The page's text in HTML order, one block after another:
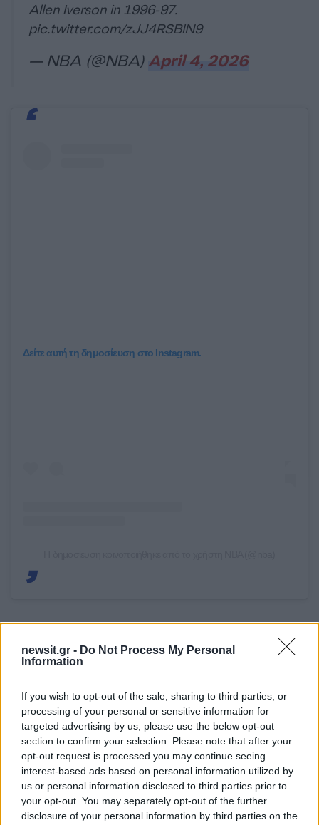
newsit.gr - Do Not Process My Personal
Information
If you wish to opt-out of the sale, sharing to third parties, or
processing of your personal or sensitive information for
targeted advertising by us, please use the below opt-out
section to confirm your selection. Please note that after your
opt-out request is processed you may continue seeing
interest-based ads based on personal information utilized by
us or personal information disclosed to third parties prior to
your opt-out. You may separately opt-out of the further
disclosure of your personal information by third parties on the
Allen Iverson in 1996-97.
pic.twitter.com/zJJ4RSBlN9
— NBA (@NBA)April 4, 2026
Δείτε αυτή τη δημοσίευση στο Instagram.
Τα αποτελέσματα στο NBA
Χόρνετς-Πέισερς 129-108
Σίξερς-Τίμπεργουλβς 115-103
Νετς-Χοκς 107-141
Νικς-Μπουλς 136-96